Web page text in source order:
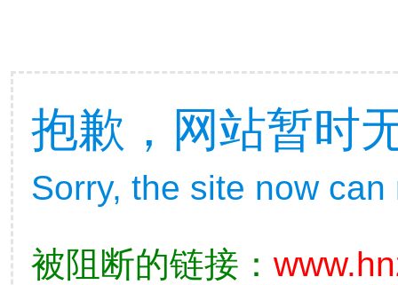
抱歉，网站暂时
Sorry, the site now
被阻断的链接：